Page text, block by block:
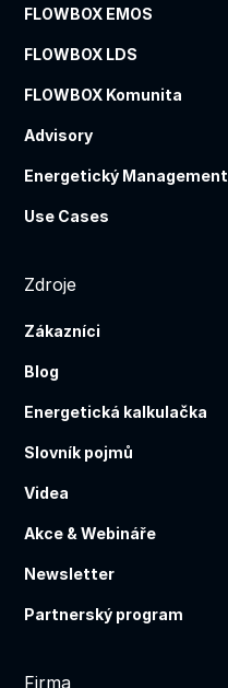
FLOWBOX EMOS
FLOWBOX LDS
FLOWBOX Komunita
Advisory
Energetický Management
Use Cases
Zdroje
Zákazníci
Blog
Energetická kalkulačka
Slovník pojmů
Videa
Akce & Webináře
Newsletter
Partnerský program
Firma